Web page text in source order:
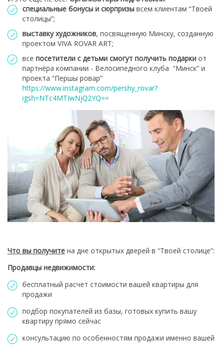
специальные бонусы и сюрпризы всем клиентам “Твоей
столицы”;
выставку художников, посвященную Минску, созданную
проектом VIVA ROVAR ART;
все посетители с детьми смогут получить подарки от
партнёра компании - Велосипедного клуба “Минск” и
проекта “Першы ровар”
https://www.instagram.com/pershy_rovar?
igsh=NTc4MTIwNjQ2YQ==
Что вы получите на дне открытых дверей в “Твоей столице”:
Продавцы недвижимости:
бесплатный расчет стоимости вашей квартиры для
продажи
подбор покупателей из базы, готовых купить вашу
квартиру прямо сейчас
консультацию по особенностям продажи именно вашей